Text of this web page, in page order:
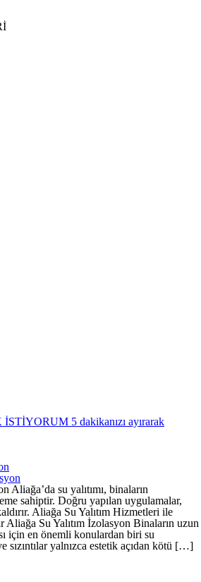
İSTİYORUM 5 dakikanızı ayırarak
Aliağa’da su yalıtımı, binaların
sahiptir. Doğru yapılan uygulamalar,
Aliağa Su Yalıtım Hizmetleri ile
Aliağa Su Yalıtım İzolasyon Binaların uzun
için en önemli konulardan biri su
sızıntılar yalnızca estetik açıdan kötü […]